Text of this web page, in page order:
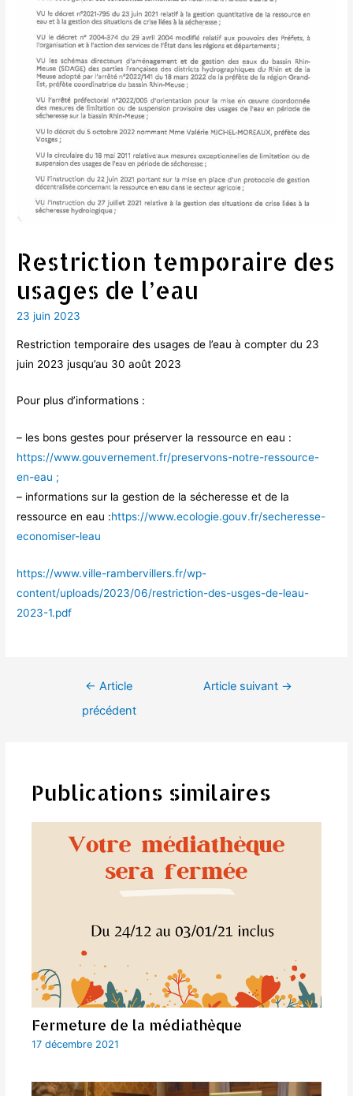
Restriction temporaire des
usages de l’eau
23 juin 2023
Restriction temporaire des usages de l’eau à compter du 23
juin 2023 jusqu’au 30 août 2023
Pour plus d’informations :
– les bons gestes pour préserver la ressource en eau :
https://www.gouvernement.fr/preservons-notre-ressource-
en-eau ;
– informations sur la gestion de la sécheresse et de la
ressource en eau :https://www.ecologie.gouv.fr/secheresse-
economiser-leau
https://www.ville-rambervillers.fr/wp-
content/uploads/2023/06/restriction-des-usges-de-leau-
2023-1.pdf
Navigation← Article
précédent
Article suivant →
Publications similaires
Fermeture de la médiathèque
17 décembre 2021